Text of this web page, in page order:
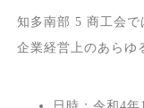
知多南部 5 商工会で
企業経営上のあらゆ